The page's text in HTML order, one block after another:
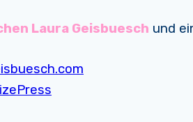
Laura Geisbuesch und